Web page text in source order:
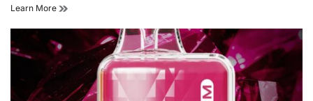
Learn More sp2s9000
次
性
煙